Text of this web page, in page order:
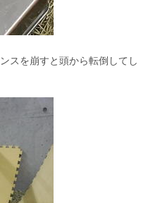
スを崩すと頭から転倒してし